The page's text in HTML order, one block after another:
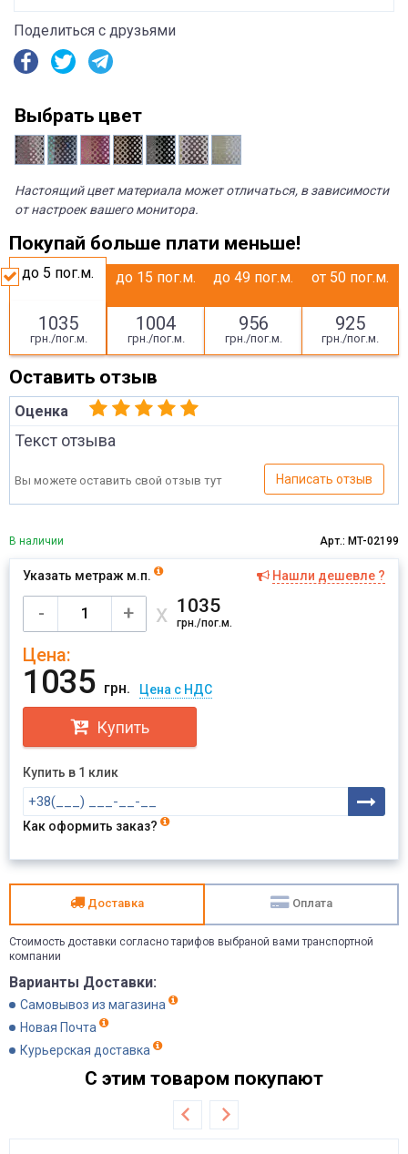
Поделиться с друзьями
Выбрать цвет
Настоящий цвет материала может отличаться, в зависимости
от настроек вашего монитора.
Покупай больше плати меньше!
до 5 пог.м.
1035
грн./пог.м.
до 15 пог.м.
1004
грн./пог.м.
до 49 пог.м.
956
грн./пог.м.
от 50 пог.м.
925
грн./пог.м.
Оставить отзыв
Оценка
Текст отзыва
Вы можете оставить свой отзыв тут Написать отзыв
В наличии Арт.: MT-02199
Указать метраж м.п. Нашли дешевле ?
- + х 1035
грн./пог.м.
Цена:
1035 грн. Цена с НДС
Купить
Купить в 1 клик
Как оформить заказ?
Доставка Оплата
Стоимость доставки согласно тарифов выбраной вами транспортной
компании
Варианты Доставки:
Самовывоз из магазина
Новая Почта
Курьерская доставка
С этим товаром покупают